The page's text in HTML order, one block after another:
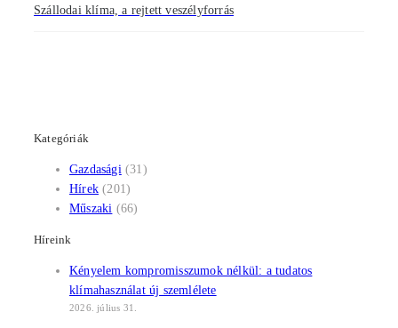
Szállodai klíma, a rejtett veszélyforrás
Kategóriák
Gazdasági(31)
Hírek (201)
Műszaki (66)
Híreink
Kényelem kompromisszumok nélkül: a tudatos
klímahasználat új szemlélete
2026. július 31.